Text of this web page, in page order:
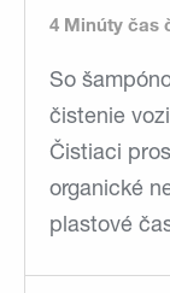
4 Minúty čas
So
čistenie
Čistiaci
organické
plastové